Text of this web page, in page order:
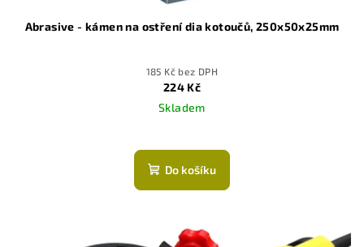
Abrasive - kámen na ostření dia kotoučů, 250x50x25mm
185 Kč bez DPH
224 Kč
Skladem
Do košíku